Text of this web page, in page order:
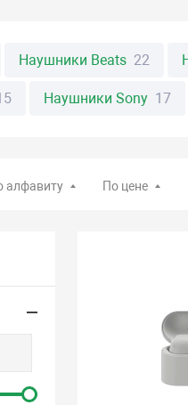
Наушники Beats 22
Наушники Sony 17
алфавиту По цене